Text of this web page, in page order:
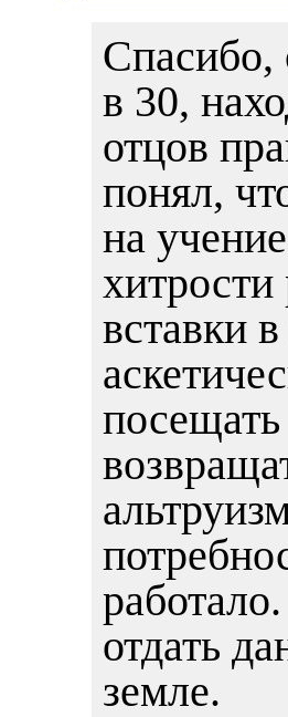
Спасибо,
в 30,
отцов
понял,
на
хитрости
вставки
отдать
земле.